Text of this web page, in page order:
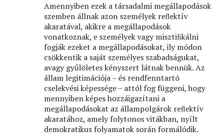
Amennyiben ezek a társadalmi megállapodások
szemben állnak azon személyek reﬂektív
akaratával, akikre a megállapodások
vonatkoznak, e személyek vagy misztiﬁkálni
fogják ezeket a megállapodásokat, ily módon
csökkentik a saját személyes szabadságukat,
avagy gyűlöletes kényszert látnak bennük. Az
állam legitimációja – és rendfenntartó
cselekvési képessége – attól fog függeni, hogy
mennyiben képes hozzáigazítani a
megállapodásokat az állampolgárok reﬂektív
akaratához, amely folytonos vitákban, nyílt
demokratikus folyamatok során formálódik.